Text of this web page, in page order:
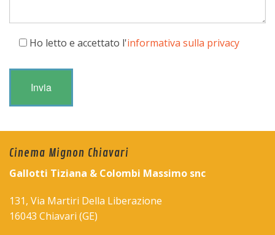
Ho letto e accettato l'informativa sulla privacy
Cinema Mignon Chiavari
Gallotti Tiziana & Colombi Massimo snc
131, Via Martiri Della Liberazione
16043 Chiavari (GE)